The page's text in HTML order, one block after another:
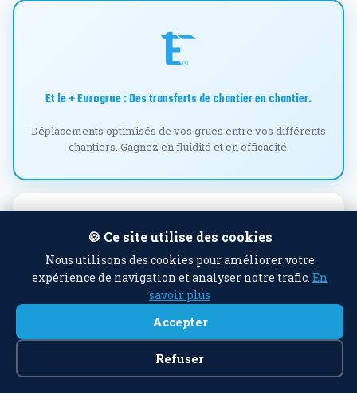
Et le + Eurogrue : Des transferts de chantier en chantier.
Déplacements optimisés de vos grues entre vos différents
chantiers. Gagnez en fluidité et en efficacité.
Maintenance & assistance
Dépannage rapide et entretien préventif.
🍪 Ce site utilise des cookies
Nous utilisons des cookies pour améliorer votre
expérience de navigation et analyser notre trafic. En
savoir plus
Accepter
Refuser